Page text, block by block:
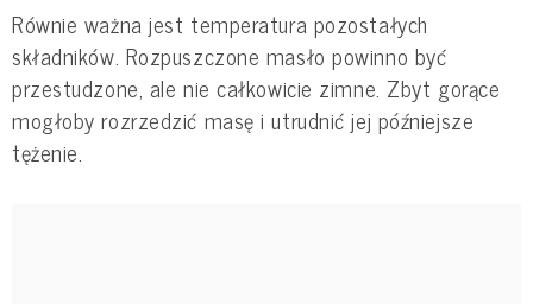
Równie ważna jest temperatura pozostałych
składników. Rozpuszczone masło powinno być
przestudzone, ale nie całkowicie zimne. Zbyt gorące
mogłoby rozrzedzić masę i utrudnić jej późniejsze
tężenie.